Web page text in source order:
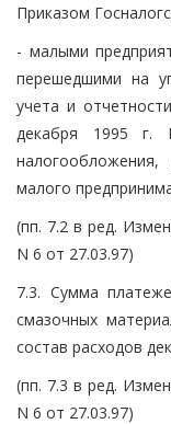
Приказом
- малыми
перешедшими на
учета и
декабря 1995 г.
малого
(пп. 7.2 в ред.
N 6 от 27.03.97)
7.3. Сумма
смазочных
состав расходов
(пп. 7.3 в ред.
N 6 от 27.03.97)